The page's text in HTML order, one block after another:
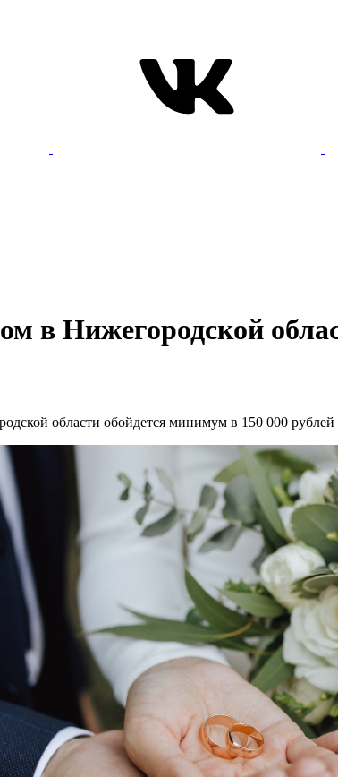
в Нижегородской
области обойдется минимум в 150 000 рублей